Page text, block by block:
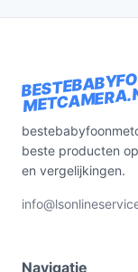
beste producten
en vergelijkingen.
Navigatie